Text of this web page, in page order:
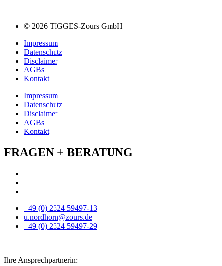
© 2026 TIGGES-Zours GmbH
Impressum
Datenschutz
Disclaimer
AGBs
Kontakt
Impressum
Datenschutz
Disclaimer
AGBs
Kontakt
FRAGEN + BERATUNG
+49 (0) 2324 59497-13
u.nordhorn@zours.de
+49 (0) 2324 59497-29
Ihre Ansprechpartnerin: